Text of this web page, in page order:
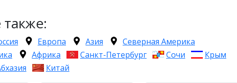
Европа Азия
Северная Америка
Африка Санкт-Петербург Сочи
Крым
Китай